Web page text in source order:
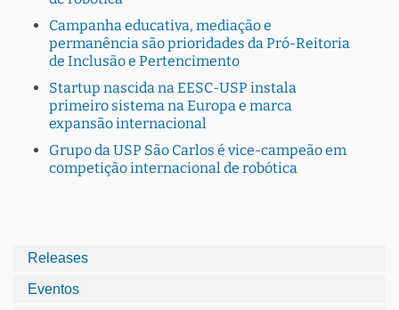
Campanha educativa, mediação e
permanência são prioridades da Pró-Reitoria
de Inclusão e Pertencimento
Startup nascida na EESC-USP instala
primeiro sistema na Europa e marca
expansão internacional
Grupo da USP São Carlos é vice-campeão em
competição internacional de robótica
Releases
Eventos